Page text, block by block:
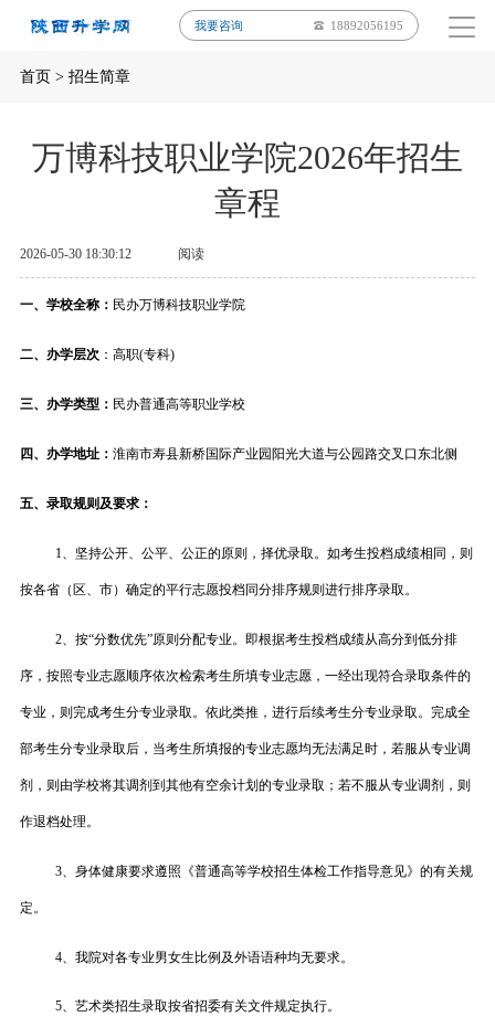
我要咨询 18892056195
首页> 招生简章
万博科技职业学院2026年招生
章程
2026-05-30 18:30:12 阅读
一、学校全称： 民办万博科技职业学院
二、办学层次：高职(专科)
三、办学类型： 民办普通高等职业学校
四、办学地址： 淮南市寿县新桥国际产业园阳光大道与公园路交叉口东北侧
五、录取规则及要求：
1、坚持公开、公平、公正的原则，择优录取。如考生投档成绩相同，则
按各省（区、市）确定的平行志愿投档同分排序规则进行排序录取。
2、按“分数优先”原则分配专业。即根据考生投档成绩从高分到低分排
序，按照专业志愿顺序依次检索考生所填专业志愿，一经出现符合录取条件的
专业，则完成考生分专业录取。依此类推，进行后续考生分专业录取。完成全
部考生分专业录取后，当考生所填报的专业志愿均无法满足时，若服从专业调
剂，则由学校将其调剂到其他有空余计划的专业录取；若不服从专业调剂，则
作退档处理。
3、身体健康要求遵照《普通高等学校招生体检工作指导意见》的有关规
定。
4、我院对各专业男女生比例及外语语种均无要求。
5、艺术类招生录取按省招委有关文件规定执行。